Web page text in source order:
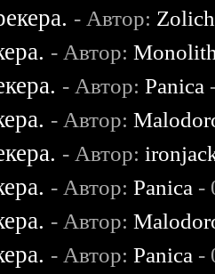
- Автор: Zolich
- Автор:
- Автор:Panica
- Автор:
- Автор:
- Автор:Panica -
- Автор:
- Автор:Panica -